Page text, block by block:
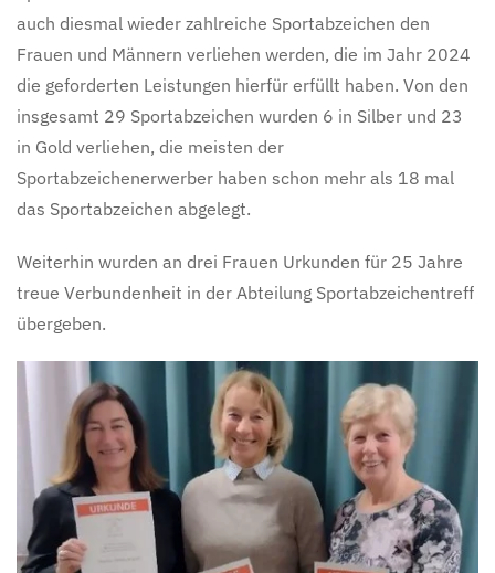
auch diesmal wieder zahlreiche Sportabzeichen den
Frauen und Männern verliehen werden, die im Jahr 2024
die geforderten Leistungen hierfür erfüllt haben. Von den
insgesamt 29 Sportabzeichen wurden 6 in Silber und 23
in Gold verliehen, die meisten der
Sportabzeichenerwerber haben schon mehr als 18 mal
das Sportabzeichen abgelegt.
Weiterhin wurden an drei Frauen Urkunden für 25 Jahre
treue Verbundenheit in der Abteilung Sportabzeichentreff
übergeben.